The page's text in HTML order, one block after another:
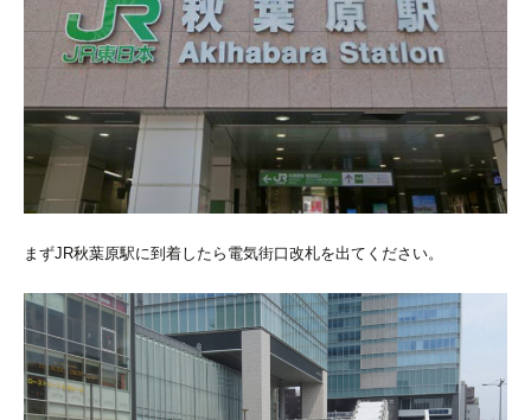
まずJR秋葉原駅に到着したら電気街口改札を出てください。